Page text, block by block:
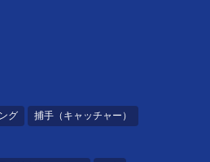
グ 捕手（キャッチャー）